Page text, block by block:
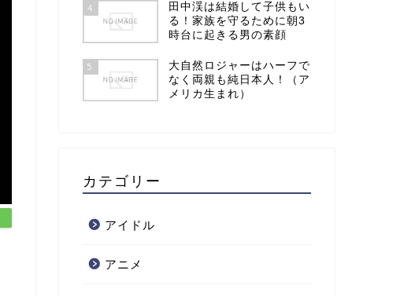
4
田中渓は結婚して子供もい
る！家族を守るために朝3
時台に起きる男の素顔
5
大自然ロジャーはハーフで
なく両親も純日本人！（ア
メリカ生まれ）
カテゴリー
アイドル
アニメ